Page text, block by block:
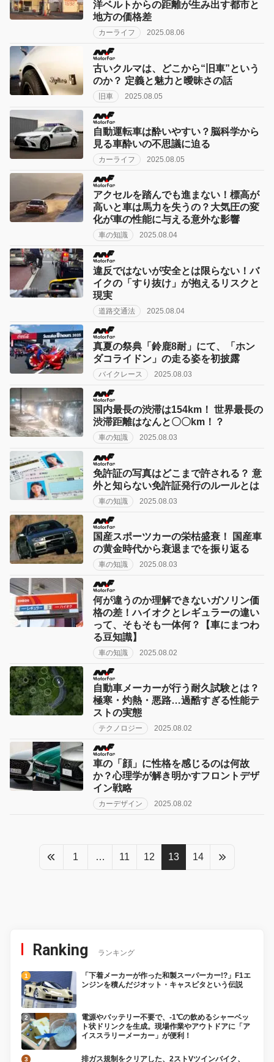
洋ベルトからの距離が生み出す都市と
地方の価格差
カーライフ 2025.08.06
古いクルマは、どこから“旧車”という
のか？ 定義と魅力と曖昧さの話
旧車 2025.08.05
自動運転車は酔いやすい？脳科学から
見る車酔いの不思議に迫る
カーライフ 2025.08.05
アクセルを踏んでも進まない！標高が
高いと車は馬力を失うの？大気圧の変
化が車の性能に与える意外な影響
車の知識 2025.08.04
違反ではないが安全とは限らない！バ
イクの「すり抜け」が抱えるリスクと
現実
道路交通法 2025.08.04
真夏の祭典「鈴鹿8耐」にて、「ホン
ダコライドン」の走る姿を初披露
バイクレース 2025.08.03
国内最長の渋滞は154km！ 世界最長の
渋滞距離はなんと〇〇km！？
車の知識 2025.08.03
免許証の写真はどこまで許される？ 意
外と知らない免許証発行のルールとは
車の知識 2025.08.03
国産スポーツカーの栄枯盛衰！ 国産車
の黄金時代から衰退までを振り返る
車の知識 2025.08.03
何が違うのか理解できないガソリン価
格の差！ハイオクとレギュラーの違い
って、そもそも一体何？【車にまつわ
る豆知識】
車の知識 2025.08.02
自動車メーカーが行う耐久試験とは？
極寒・灼熱・悪路…過酷すぎる性能テ
ストの実態
テクノロジー 2025.08.02
車の「顔」に性格を感じるのは何故
か？心理学が解き明かすフロントデザ
イン戦略
カーデザイン 2025.08.02
1 … 11 12 13 14
Ranking ランキング
「下着メーカーが作った和製スーパーカー!?」F1エ
ンジンを積んだジオット・キャスピタという伝説
電源やバッテリー不要で、-1℃の飲めるシャーベッ
ト状ドリンクを生成。現場作業やアウトドアに「ア
イススラリーメーカー」が便利！
排ガス規制をクリアした、2ストVツインバイク、